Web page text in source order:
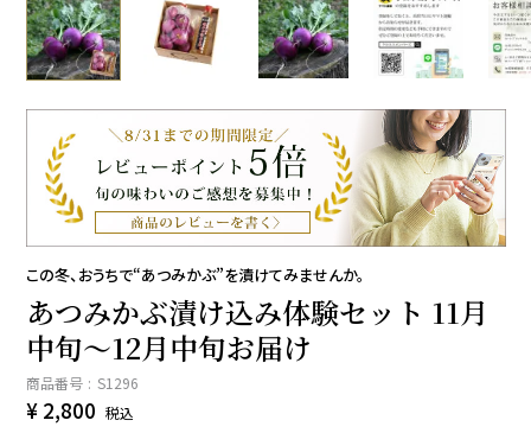
この冬、おうちで“あつみかぶ”を漬けてみませんか。
あつみかぶ漬け込み体験セット 11月
中旬～12月中旬お届け
商品番号 S1296
¥ 2,800 税込